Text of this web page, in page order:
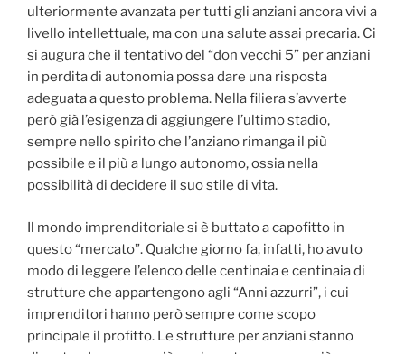
ulteriormente avanzata per tutti gli anziani ancora vivi a
livello intellettuale, ma con una salute assai precaria. Ci
si augura che il tentativo del “don vecchi 5” per anziani
in perdita di autonomia possa dare una risposta
adeguata a questo problema. Nella filiera s’avverte
però già l’esigenza di aggiungere l’ultimo stadio,
sempre nello spirito che l’anziano rimanga il più
possibile e il più a lungo autonomo, ossia nella
possibilità di decidere il suo stile di vita.
Il mondo imprenditoriale si è buttato a capofitto in
questo “mercato”. Qualche giorno fa, infatti, ho avuto
modo di leggere l’elenco delle centinaia e centinaia di
strutture che appartengono agli “Anni azzurri”, i cui
imprenditori hanno però sempre come scopo
principale il profitto. Le strutture per anziani stanno